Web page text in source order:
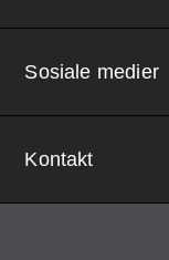
Sosiale medier
Kontakt